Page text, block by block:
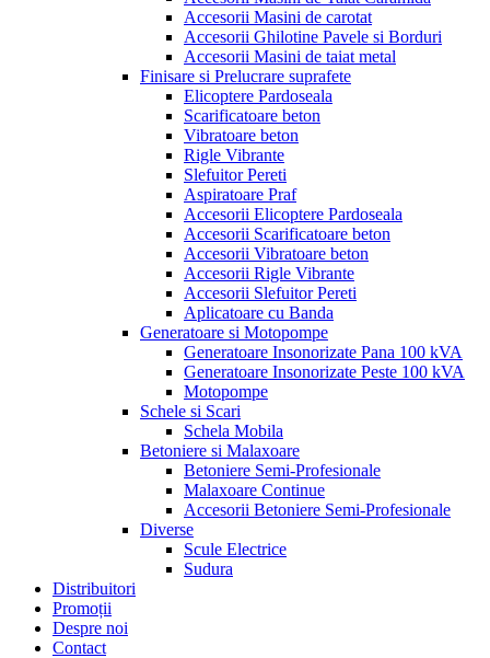
Accesorii Masini de carotat
Accesorii Ghilotine Pavele si Borduri
Accesorii Masini de taiat metal
Finisare si Prelucrare suprafete
Elicoptere Pardoseala
Scarificatoare beton
Vibratoare beton
Rigle Vibrante
Slefuitor Pereti
Aspiratoare Praf
Accesorii Elicoptere Pardoseala
Accesorii Scarificatoare beton
Accesorii Vibratoare beton
Accesorii Rigle Vibrante
Accesorii Slefuitor Pereti
Aplicatoare cu Banda
Generatoare si Motopompe
Generatoare Insonorizate Pana 100 kVA
Generatoare Insonorizate Peste 100 kVA
Motopompe
Schele si Scari
Schela Mobila
Betoniere si Malaxoare
Betoniere Semi-Profesionale
Malaxoare Continue
Accesorii Betoniere Semi-Profesionale
Diverse
Scule Electrice
Sudura
Distribuitori
Promoții
Despre noi
Contact